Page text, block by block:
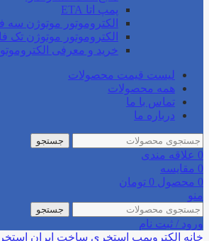
پمپ اتا ETA
الکتروموتور موتوژن سه
الکتروموتور موتوژن تک
خرید و معرفی
لیست قیمت محصولات
همه محصولات
تماس با ما
درباره ما
جستجو
0 علاقه مندی
0 مقایسه
0 محصول 0 تومان
منو
جستجو
ورود / ثبت نام
خانه الکتروپمپ استخری ساخت ایران